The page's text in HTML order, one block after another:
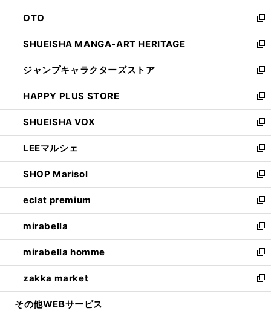
ウ
で
開
く
ン
ド
ウ
で
開
く
OTO
新
し
い
ウ
ィ
ン
ド
ウ
で
開
く
SHUEISHA MANGA-ART HERITAGE
新
し
い
ウ
ィ
ン
ド
ウ
で
開
く
ジャンプキャラクターズストア
新
し
い
ウ
ィ
ン
ド
ウ
で
開
く
HAPPY PLUS STORE
新
し
い
ウ
ィ
ン
ド
ウ
で
開
く
SHUEISHA VOX
新
し
い
ウ
ィ
ン
ド
ウ
で
開
く
LEEマルシェ
新
し
い
ウ
ィ
ン
ド
ウ
で
開
く
SHOP Marisol
新
し
い
ウ
ィ
ン
ド
ウ
で
開
eclat premium
新
し
い
ウ
ィ
ン
ド
ウ
mirabella
新
し
い
ウ
ィ
ン
mirabella homme
新
し
い
ウ
zakka market
新
し
その他WEBサービス